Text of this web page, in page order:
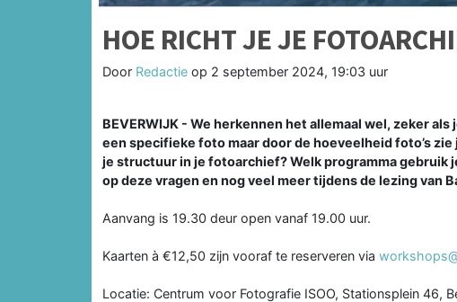
HOE RICHT JE JE
Door Redactie op 2 september 2024, 19:03 uur
BEVERWIJK - We herkennen het allemaal wel, zeker
een specifieke foto maar door de hoeveelheid foto’s
je structuur in je fotoarchief? Welk programma gebruik
op deze vragen en nog veel meer tijdens de lezing van
Aanvang is 19.30 deur open vanaf 19.00 uur.
Kaarten à €12,50 zijn vooraf te reserveren via
Locatie: Centrum voor Fotografie ISOO, Stationsplein 46,